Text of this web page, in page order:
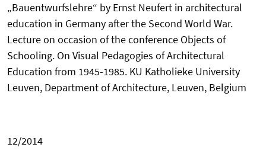
„Bauentwurfslehre“ by Ernst Neufert in architectural
education in Germany after the Second World War.
Lecture on occasion of the conference Objects of
Schooling. On Visual Pedagogies of Architectural
Education from 1945-1985. KU Katholieke University
Leuven, Department of Architecture, Leuven, Belgium
12/2014